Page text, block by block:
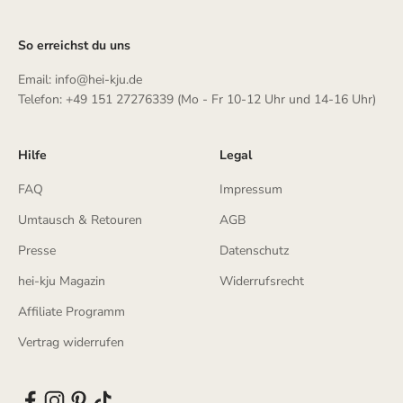
So erreichst du uns
Email: info@hei-kju.de
Telefon: +49 151 27276339 (Mo - Fr 10-12 Uhr und 14-16 Uhr)
Hilfe
FAQ
Umtausch & Retouren
Presse
hei-kju Magazin
Affiliate Programm
Vertrag widerrufen
Legal
Impressum
AGB
Datenschutz
Widerrufsrecht